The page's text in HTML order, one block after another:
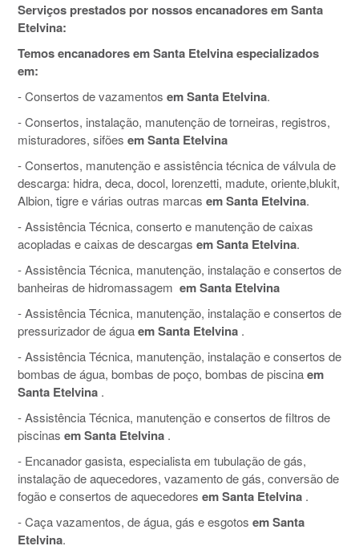
Serviços prestados por nossos encanadores em Santa
Etelvina:
Temos encanadores em Santa Etelvina especializados
em:
- Consertos de vazamentos em Santa Etelvina.
- Consertos, instalação, manutenção de torneiras, registros,
misturadores, sifões em Santa Etelvina
- Consertos, manutenção e assistência técnica de válvula de
descarga: hidra, deca, docol, lorenzetti, madute, oriente,blukit,
Albion, tigre e várias outras marcas em Santa Etelvina.
- Assistência Técnica, conserto e manutenção de caixas
acopladas e caixas de descargas em Santa Etelvina.
- Assistência Técnica, manutenção, instalação e consertos de
banheiras de hidromassagem em Santa Etelvina
- Assistência Técnica, manutenção, instalação e consertos de
pressurizador de águaem Santa Etelvina .
- Assistência Técnica, manutenção, instalação e consertos de
bombas de água, bombas de poço, bombas de piscinaem
Santa Etelvina .
- Assistência Técnica, manutenção e consertos de filtros de
piscinas em Santa Etelvina .
- Encanador gasista, especialista em tubulação de gás,
instalação de aquecedores, vazamento de gás, conversão de
fogão e consertos de aquecedores em Santa Etelvina .
- Caça vazamentos, de água, gás e esgotos em Santa
Etelvina.